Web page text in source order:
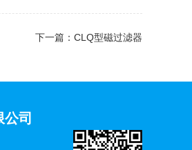
下一篇： CLQ型磁过滤器
司